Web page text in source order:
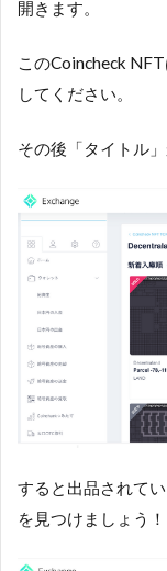
開きます。
このCoincheck
してください。
その後「タイトル
すると出品されて
を見つけましょう！